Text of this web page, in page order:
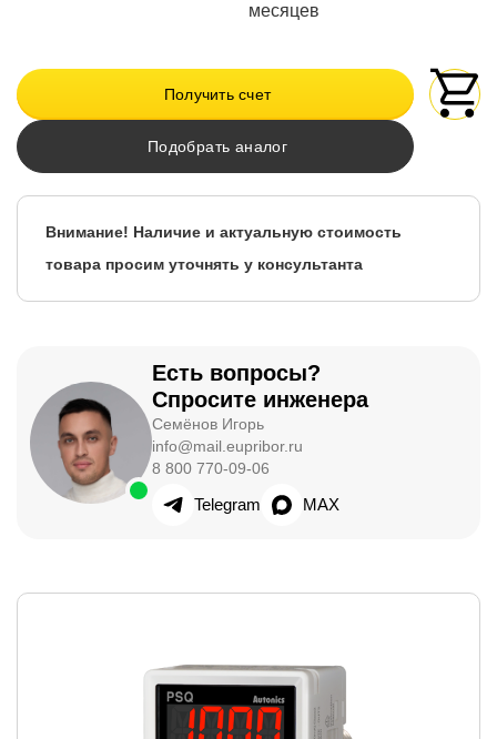
месяцев
Получить счет
Подобрать аналог
Внимание! Наличие и актуальную стоимость
товара просим уточнять у консультанта
Есть вопросы?
Спросите инженера
Семёнов Игорь
info@mail.eupribor.ru
8 800 770-09-06
Telegram MAX